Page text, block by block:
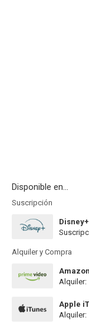
Disponible en...
Suscripción
Disney+
Alquiler y Compra
Alquiler:
Apple
Alquiler: